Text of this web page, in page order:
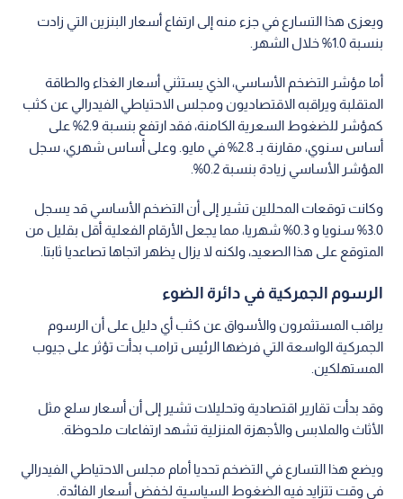
ويعزى هذا التسارع في جزء منه إلى ارتفاع أسعار البنزين التي زادت
بنسبة 1.0% خلال الشهر.
أما مؤشر التضخم الأساسي، الذي يستثني أسعار الغذاء والطاقة
المتقلبة ويراقبه الاقتصاديون ومجلس الاحتياطي الفيدرالي عن كثب
كمؤشر للضغوط السعرية الكامنة، فقد ارتفع بنسبة 2.9% على
أساس سنوي، مقارنة بـ 2.8% في مايو. وعلى أساس شهري، سجل
المؤشر الأساسي زيادة بنسبة 0.2%.
وكانت توقعات المحللين تشير إلى أن التضخم الأساسي قد يسجل
3.0% سنويا و 0.3% شهريا، مما يجعل الأرقام الفعلية أقل بقليل من
المتوقع على هذا الصعيد، ولكنه لا يزال يظهر اتجاها تصاعديا ثابتا.
الرسوم الجمركية في دائرة الضوء
يراقب المستثمرون والأسواق عن كثب أي دليل على أن الرسوم
الجمركية الواسعة التي فرضها الرئيس ترامب بدأت تؤثر على جيوب
المستهلكين.
وقد بدأت تقارير اقتصادية وتحليلات تشير إلى أن أسعار سلع مثل
الأثاث والملابس والأجهزة المنزلية تشهد ارتفاعات ملحوظة.
ويضع هذا التسارع في التضخم تحديا أمام مجلس الاحتياطي الفيدرالي
في وقت تتزايد فيه الضغوط السياسية لخفض أسعار الفائدة.